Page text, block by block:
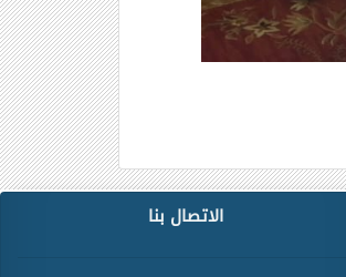
الاتصال بنا